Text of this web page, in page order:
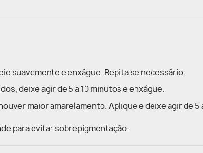
suavemente e enxágue. Repita se necessário.
deixe agir de 5 a 10 minutos e enxágue.
maior amarelamento. Aplique e deixe agir de
para evitar sobrepigmentação.